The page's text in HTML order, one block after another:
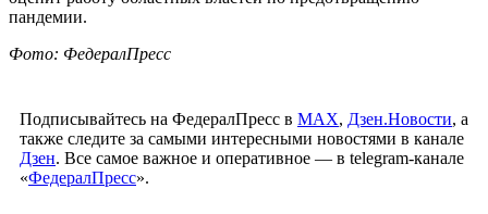
пандемии.
Фото: ФедералПресс
Подписывайтесь на ФедералПресс в МАХ, Дзен.Новости, а
также следите за самыми интересными новостями в канале
Дзен. Все самое важное и оперативное — в telegram-канале
«ФедералПресс».